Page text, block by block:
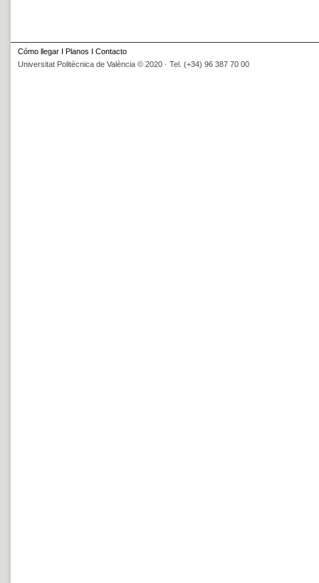
Cómo llegar I Planos I Contacto
Universitat Politècnica de València © 2020 · Tel. (+34) 96 387 70 00